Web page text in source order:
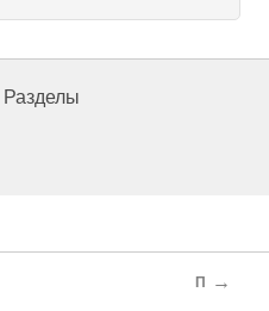
Разделы
П →